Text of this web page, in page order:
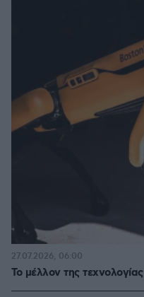
Το μέλλον της τεχνολογίας
27.07.2026, 06:00